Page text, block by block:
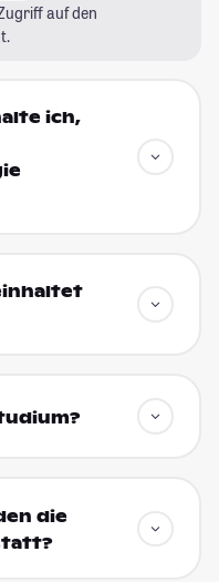
auf den
ich,
die